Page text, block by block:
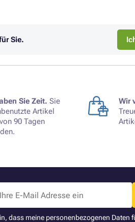
Sie.
Sie Zeit. Sie
Artikel
90 Tagen
Wir
dass meine personenbezogenen Daten